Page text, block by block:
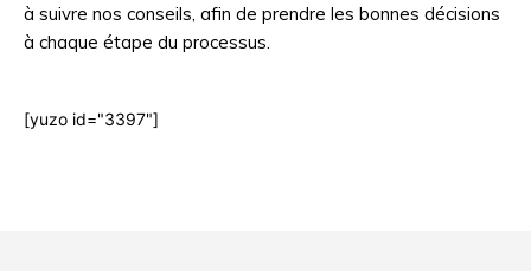
à suivre nos conseils, afin de prendre les bonnes décisions
à chaque étape du processus.
[yuzo id="3397"]